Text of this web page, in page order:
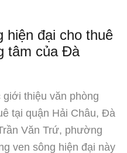
hiện đại cho thuê
tâm của Đà
thiệu văn phòng
tại quận Hải Châu, Đà
Văn Trứ, phường
ven sông hiện đại này